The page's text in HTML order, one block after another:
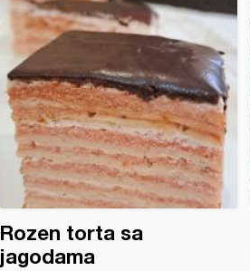
Rozen torta sa
jagodama